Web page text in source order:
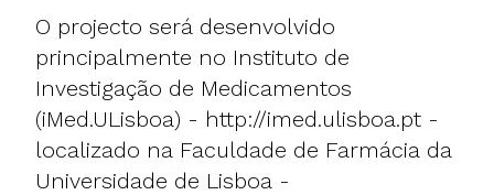
O projecto será desenvolvido
principalmente no Instituto de
Investigação de Medicamentos
(iMed.ULisboa) - http://imed.ulisboa.pt -
localizado na Faculdade de Farmácia da
Universidade de Lisboa -